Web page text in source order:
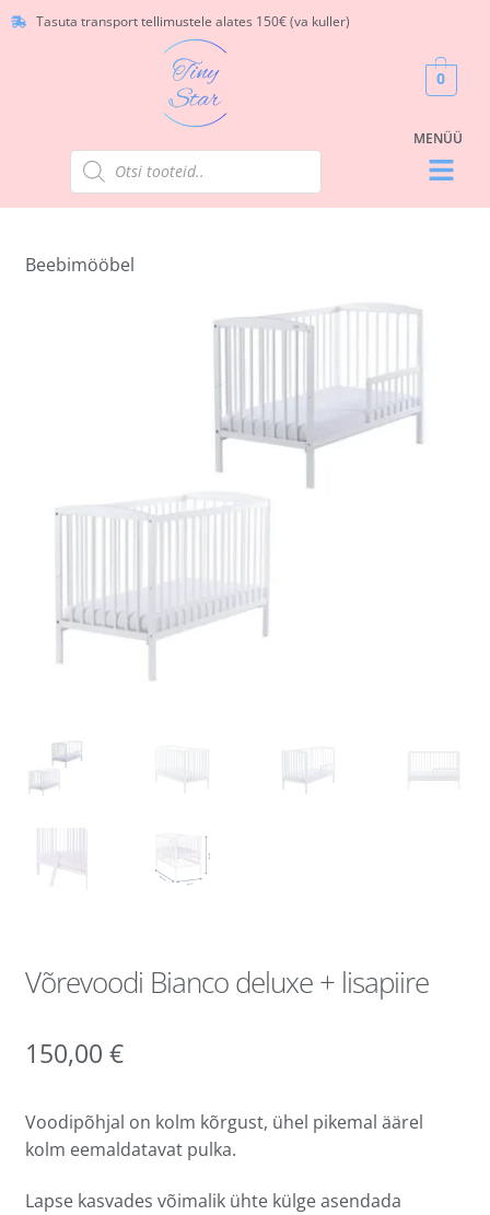
Tasuta transport tellimustele alates 150€ (va kuller)
0
Beebimööbel
Võrevoodi Bianco deluxe + lisapiire
150,00 €
Voodipõhjal on kolm kõrgust, ühel pikemal äärel
kolm eemaldatavat pulka.
Lapse kasvades võimalik ühte külge asendada